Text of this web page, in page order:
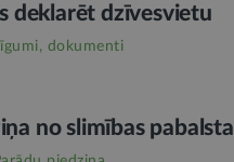
deklarēt dzīvesvietu
dokumenti
no slimības pabalsta